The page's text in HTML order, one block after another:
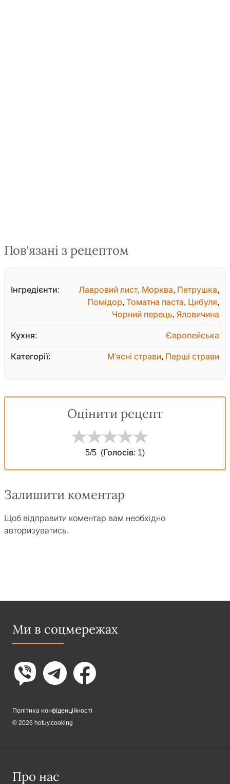
Пов'язані з рецептом
Інгредієнти: Лавровий лист, Морква, Петрушка,
Помідор, Томатна паста, Цибуля,
Чорний перець, Яловичина
Кухня: Європейська
Категорії: М'ясні страви, Перші страви
Оцінити рецепт
5/5 (Голосів: 1)
Залишити коментар
Щоб відправити коментар вам необхідно
авторизуватись.
Ми в соцмережах
Політика конфіденційності
© 2026 hotuy.cooking
Про нас